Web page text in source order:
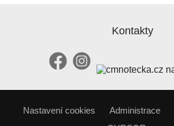
Provozovatel tohoto webu
Google Ireland
Kontakty
Nastavení cookies Administrace